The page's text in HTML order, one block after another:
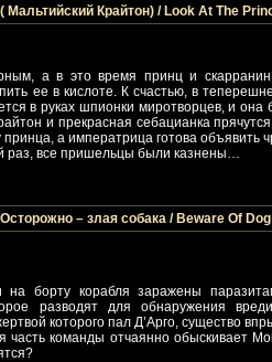
Мальтийский Крайтон) / Look At The
а в это время принц и
ее в кислоте. К счастью, в
в руках шпионки миротворцев, и она
и прекрасная себацианка
а императрица готова объявить
раз, все пришельцы были казнены…
– злая собака / Beware Of Dog
на борту корабля заражены
разводят для обнаружения
которого пал Д’Арго, существо
часть команды отчаянно обыскивает